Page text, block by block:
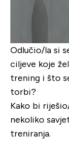
Odlučio/la si
ciljeve koje
trening i što
torbi?
Kako bi
nekoliko
treniranja.